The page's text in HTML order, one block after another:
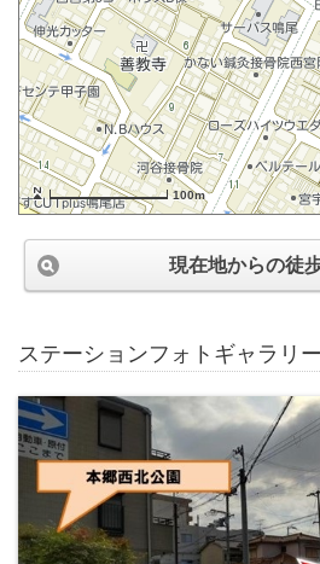
100m
現在地からの徒
ステーションフォトギャラリー